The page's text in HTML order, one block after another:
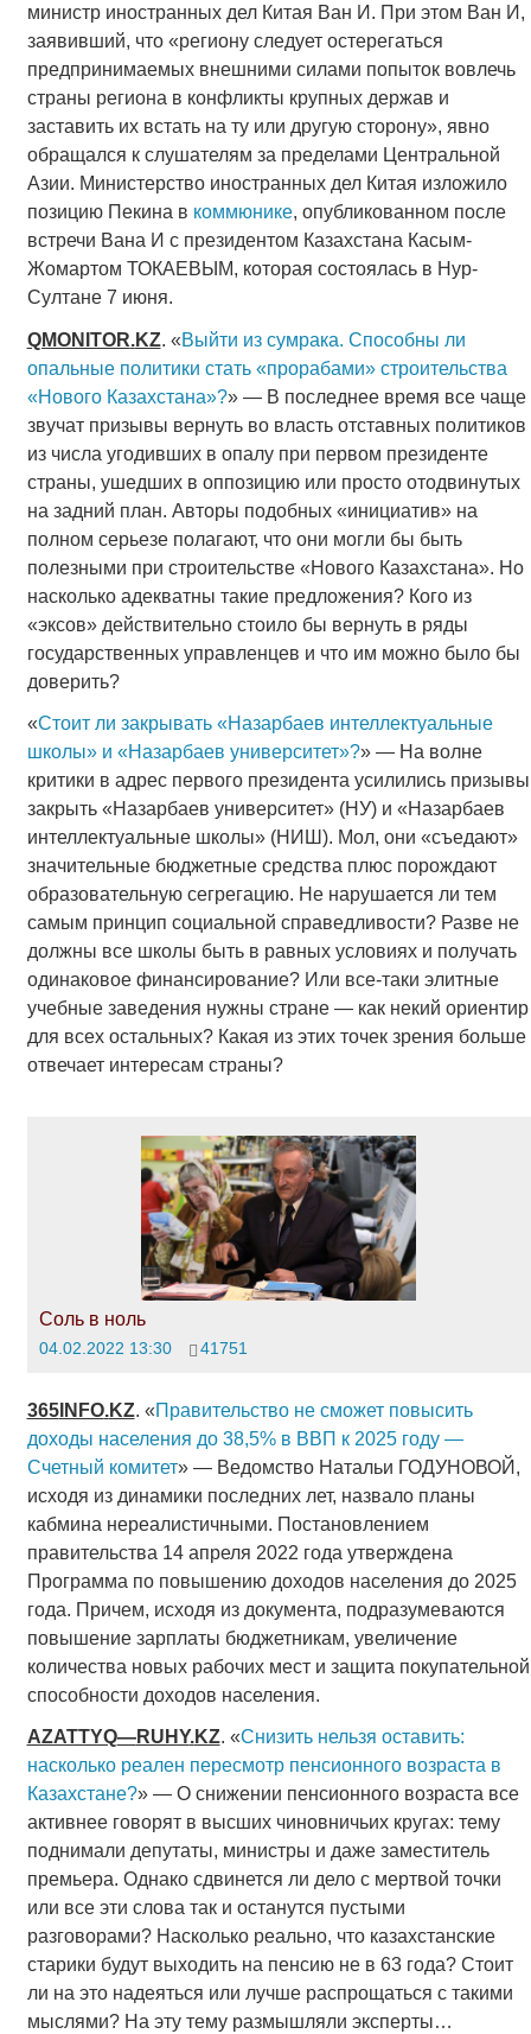
министр иностранных дел Китая Ван И. При этом Ван И,
заявивший, что «региону следует остерегаться
предпринимаемых внешними силами попыток вовлечь
страны региона в конфликты крупных держав и
заставить их встать на ту или другую сторону», явно
обращался к слушателям за пределами Центральной
Азии. Министерство иностранных дел Китая изложило
позицию Пекина в коммюнике, опубликованном после
встречи Вана И с президентом Казахстана Касым-
Жомартом ТОКАЕВЫМ, которая состоялась в Нур-
Султане 7 июня.
QMONITOR.KZ. «Выйти из сумрака. Способны ли
опальные политики стать «прорабами» строительства
«Нового Казахстана»?» — В последнее время все чаще
звучат призывы вернуть во власть отставных политиков
из числа угодивших в опалу при первом президенте
страны, ушедших в оппозицию или просто отодвинутых
на задний план. Авторы подобных «инициатив» на
полном серьезе полагают, что они могли бы быть
полезными при строительстве «Нового Казахстана». Но
насколько адекватны такие предложения? Кого из
«эксов» действительно стоило бы вернуть в ряды
государственных управленцев и что им можно было бы
доверить?
«Стоит ли закрывать «Назарбаев интеллектуальные
школы» и «Назарбаев университет»?» — На волне
критики в адрес первого президента усилились призывы
закрыть «Назарбаев университет» (НУ) и «Назарбаев
интеллектуальные школы» (НИШ). Мол, они «съедают»
значительные бюджетные средства плюс порождают
образовательную сегрегацию. Не нарушается ли тем
самым принцип социальной справедливости? Разве не
должны все школы быть в равных условиях и получать
одинаковое финансирование? Или все-таки элитные
учебные заведения нужны стране — как некий ориентир
для всех остальных? Какая из этих точек зрения больше
отвечает интересам страны?
Соль в ноль
04.02.2022 13:30 41751
365INFO.KZ. «Правительство не сможет повысить
доходы населения до 38,5% в ВВП к 2025 году —
Счетный комитет» — Ведомство Натальи ГОДУНОВОЙ,
исходя из динамики последних лет, назвало планы
кабмина нереалистичными. Постановлением
правительства 14 апреля 2022 года утверждена
Программа по повышению доходов населения до 2025
года. Причем, исходя из документа, подразумеваются
повышение зарплаты бюджетникам, увеличение
количества новых рабочих мест и защита покупательной
способности доходов населения.
AZATTYQ—RUHY.KZ. «Снизить нельзя оставить:
насколько реален пересмотр пенсионного возраста в
Казахстане?» — О снижении пенсионного возраста все
активнее говорят в высших чиновничьих кругах: тему
поднимали депутаты, министры и даже заместитель
премьера. Однако сдвинется ли дело с мертвой точки
или все эти слова так и останутся пустыми
разговорами? Насколько реально, что казахстанские
старики будут выходить на пенсию не в 63 года? Стоит
ли на это надеяться или лучше распрощаться с такими
мыслями? На эту тему размышляли эксперты…